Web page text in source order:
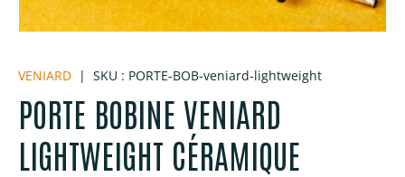
VENIARD | SKU : PORTE-BOB-veniard-lightweight
PORTE BOBINE VENIARD
LIGHTWEIGHT CÉRAMIQUE